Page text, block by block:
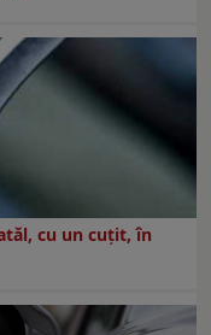
cu un cuțit, în